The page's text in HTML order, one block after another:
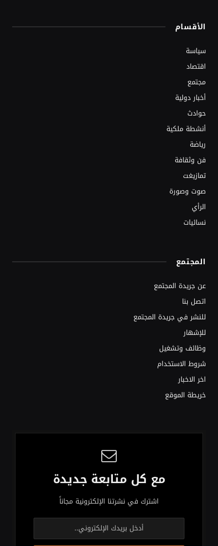
الأقسام
سياسة
اقتصاد
مجتمع
أخبار دولية
حوادث
أنشطة ملكية
رياضة
فن وثقافة
تمازيغت
صوت وصورة
الرأي
نسائيات
المجتمع
عن جريدة المجتمع
اتصل بنا
للنشر في جريدة المجتمع
للإشهار
وظائف وتشغيل
شروط الاستخدام
اخر الاخبار
خريطة الموقع
مع كل متابعة جديدة
اشترك في نشرتنا الإلكترونية مجاناً